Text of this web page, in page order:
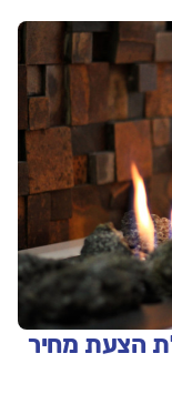
הצעת מחיר